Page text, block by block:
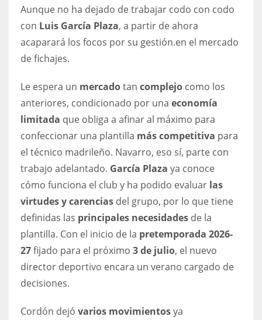
IND
6
DEN
24
PIT
20
NE
16
OAK
19
Aunque no ha dejado de trabajar codo con codo
con Luis García Plaza, a partir de ahora
acaparará los focos por su gestión.en el mercado
de fichajes.
Le espera un mercadotan complejo como los
anteriores, condicionado por una economía
limitada que obliga a afinar al máximo para
confeccionar una plantilla más competitiva para
el técnico madrileño. Navarro, eso sí, parte con
trabajo adelantado. García Plaza ya conoce
cómo funciona el club y ha podido evaluar las
virtudes y carencias del grupo, por lo que tiene
definidas las principales necesidades de la
plantilla. Con el inicio de la pretemporada 2026-
27fijado para el próximo 3 de julio, el nuevo
director deportivo encara un verano cargado de
decisiones.
Cordón dejó varios movimientosya